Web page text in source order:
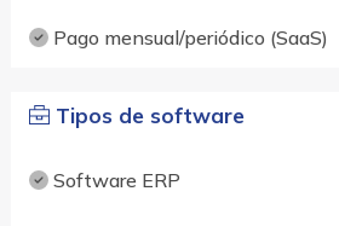
Pago mensual/periódico (SaaS)
Tipos de software
Software ERP